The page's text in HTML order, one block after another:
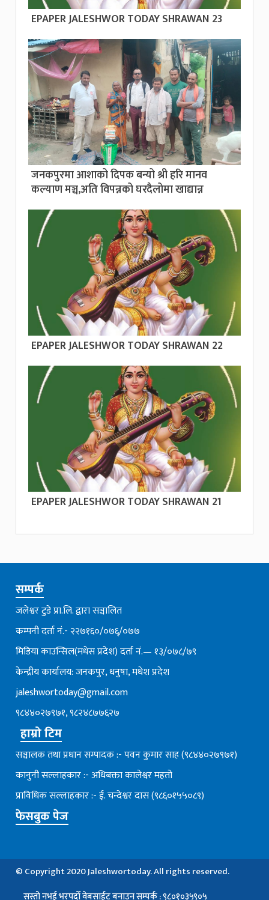
EPAPER JALESHWOR TODAY SHRAWAN 23
जनकपुरमा आशाको दिपक बन्यो श्री हरि मानव
कल्याण मञ्च,अति विपन्नको घरदैलोमा खाद्यान्न
EPAPER JALESHWOR TODAY SHRAWAN 22
EPAPER JALESHWOR TODAY SHRAWAN 21
सम्पर्क
जलेश्वर टुडे प्रा.लि. द्वारा सञ्चालित
कम्पनी दर्ता नं.- २२७१६०/०७६्/०७७
मिडिया काउन्सिल(मधेस प्रदेश) दर्ता नं.— १३/०७८/७९
केन्द्रीय कार्यालय: जनकपुर, धनुषा, मधेश प्रदेश
jaleshwortoday@gmail.com
९८४४०२७९७१, ९८२४८७७६२७
हाम्रो टिम
सञ्चालक तथा प्रधान सम्पादक :- पवन कुमार साह (९८४४०२७९७१)
कानुनी सल्लाहकार :- अधिबक्ता कालेश्वर महतो
प्राविधिक सल्लाहकार :- ई. चन्देश्वर दास (९८६०१५५०८९)
फेसबुक पेज
© Copyright 2020 Jaleshwortoday. All rights reserved.
सस्तो नभई भरपर्दाे वेबसाईट बनाउन सम्पर्क : ९८०१०३५९०५